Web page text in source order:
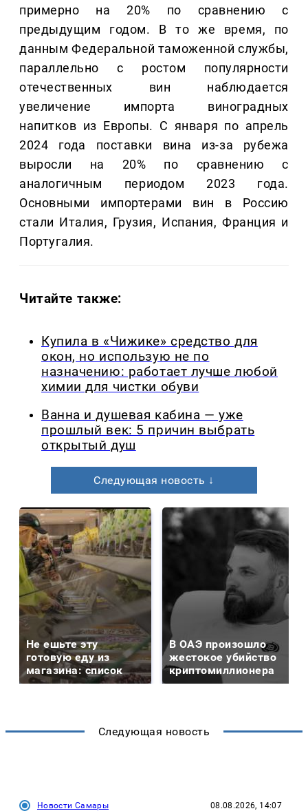
примерно на 20% по сравнению с
предыдущим годом. В то же время, по
данным Федеральной таможенной службы,
параллельно с ростом популярности
отечественных вин наблюдается
увеличение импорта виноградных
напитков из Европы. С января по апрель
2024 года поставки вина из-за рубежа
выросли на 20% по сравнению с
аналогичным периодом 2023 года.
Основными импортерами вин в Россию
стали Италия, Грузия, Испания, Франция и
Португалия.
Читайте также:
Купила в «Чижике» средство для
окон, но использую не по
назначению: работает лучше любой
химии для чистки обуви
Ванна и душевая кабина — уже
прошлый век: 5 причин выбрать
открытый душ
Следующая новость ↓
Не ешьте эту
готовую еду из
магазина: список
В ОАЭ произошло
жестокое убийство
криптомиллионера
Следующая новость
Новости Самары 08.08.2026, 14:07